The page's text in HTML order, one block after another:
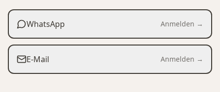
WhatsApp Anmelden →
E-Mail Anmelden →